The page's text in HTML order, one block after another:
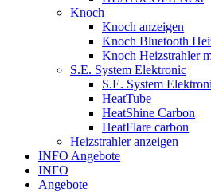
Knoch
Knoch anzeigen
Knoch Bluetooth
Knoch Heizstrahler
S.E. System Elektronic
S.E. System
HeatTube
HeatShine Carbon
HeatFlare carbon
Heizstrahler anzeigen
INFO Angebote
INFO
Angebote